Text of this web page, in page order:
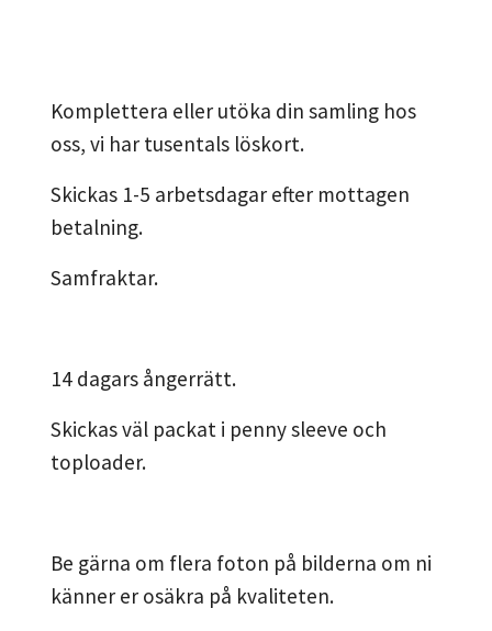
Komplettera eller utöka din samling hos
oss, vi har tusentals löskort.
Skickas 1-5 arbetsdagar efter mottagen
betalning.
Samfraktar.
14 dagars ångerrätt.
Skickas väl packat i penny sleeve och
toploader.
Be gärna om flera foton på bilderna om ni
känner er osäkra på kvaliteten.